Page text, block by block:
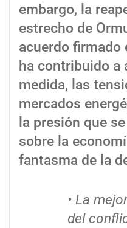
embargo, la
estrecho de
acuerdo firmado
ha contribuido a
medida, las
mercados
la presión que
sobre la
fantasma de la
• La
del